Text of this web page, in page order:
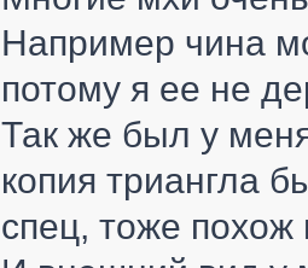
Например чина
потому я ее не
Так же был у
копия триангла
спец, тоже похож